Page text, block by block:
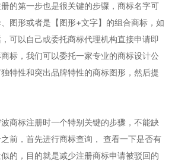
第一步也是很关键的步骤，商标名字可
图形或者是【图形+文字】的组合商标，如
可以自己或委托商标代理机构直接申请即
标，我们可以委托一家专业的商标设计公
特性和突出品牌特性的商标图形，然后提
标注册时一个特别关键的步骤，不能缺
前，首先进行商标查询， 查看一下是否有
的，目的就是减少注册商标申请被驳回的